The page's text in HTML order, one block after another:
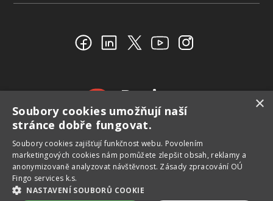
Reviews
4.4
Copyright © 2026 FinGO.CZ
×
Soubory cookies umožňují naší
stránce dobře fungovat.
Soubory сookies zajišťují funkčnost webu. Povolením
marketingových cookies nám pomůžete zlepšit obsah, reklamy a
anonymizovaně analyzovat návštěvnost. Zásady zpracování OÚ
Fingo services k.s.
NASTAVENÍ SOUBORŮ COOKIE